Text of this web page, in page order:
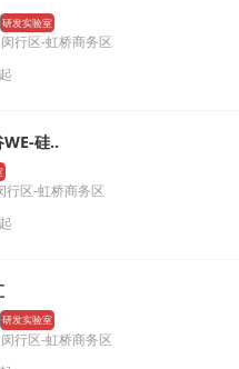
研发实验室
行区-虹桥商务区
硅..
区-虹桥商务区
研发实验室
行区-虹桥商务区